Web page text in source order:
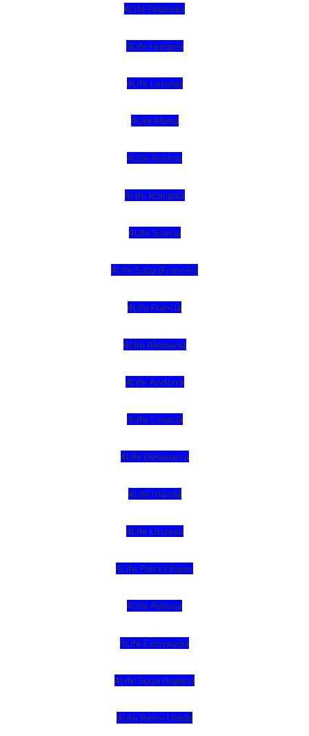
4Life Finlandia
4Life Hungria
4Life Letonia
4Life Malta
4Life Austria
4Life Rumania
4Life Suecia
4Life Suiza (Francés)
4Life Francia
4Life Alemania
4Life Andorra
4Life Croacia
4Life Dinamarca
4Life Irlanda
4Life Lituania
4Life Paises Bajos
4Life Polonia
4Life Eslovaquia
4Life Suiza (Inglés)
4Life Reino Unido